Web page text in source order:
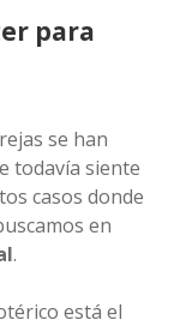
para
se han
todavía siente
casos donde
en
.
está el